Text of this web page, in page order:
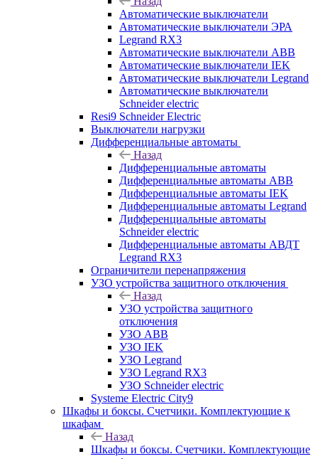
Автоматические выключатели
Автоматические выключатели ЭРА
Legrand RX3
Автоматические выключатели ABB
Автоматические выключатели IEK
Автоматические выключатели Legrand
Автоматические выключатели
Schneider electric
Resi9 Schneider Electric
Выключатели нагрузки
Дифференциальные автоматы
Назад
Дифференциальные автоматы
Дифференциальные автоматы ABB
Дифференциальные автоматы IEK
Дифференциальные автоматы Legrand
Дифференциальные автоматы
Schneider electric
Дифференциальные автоматы АВДТ
Legrand RX3
Ограничители перенапряжения
УЗО устройства защитного отключения
Назад
УЗО устройства защитного
отключения
УЗО ABB
УЗО IEK
УЗО Legrand
УЗО Legrand RX3
УЗО Schneider electric
Systeme Electric City9
Шкафы и боксы. Счетчики. Комплектующие к
шкафам
Назад
Шкафы и боксы. Счетчики. Комплектующие